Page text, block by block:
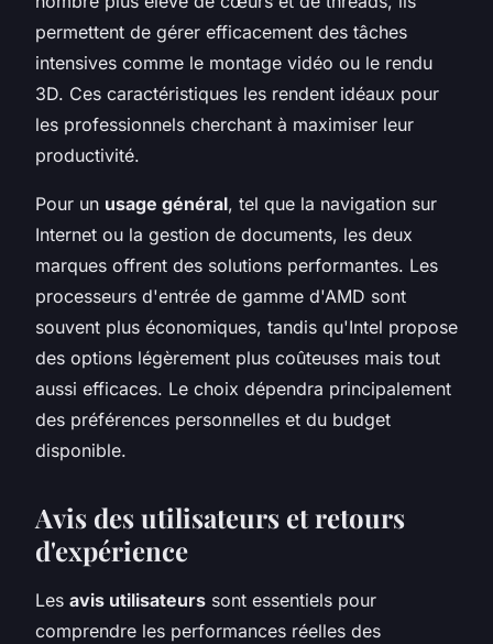
permettent de gérer efficacement des tâches
intensives comme le montage vidéo ou le rendu
3D. Ces caractéristiques les rendent idéaux pour
les professionnels cherchant à maximiser leur
productivité.
Pour un usage général, tel que la navigation sur
Internet ou la gestion de documents, les deux
marques offrent des solutions performantes. Les
processeurs d'entrée de gamme d'AMD sont
souvent plus économiques, tandis qu'Intel propose
des options légèrement plus coûteuses mais tout
aussi efficaces. Le choix dépendra principalement
des préférences personnelles et du budget
disponible.
Avis des utilisateurs et retours
d'expérience
Les avis utilisateurs sont essentiels pour
comprendre les performances réelles des